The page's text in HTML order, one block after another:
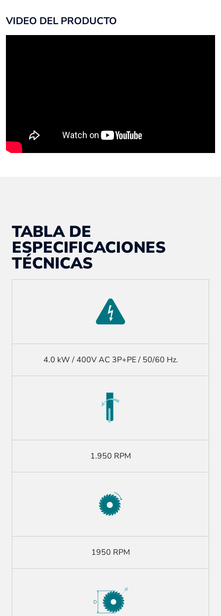
VIDEO DEL PRODUCTO
TABLA DE
ESPECIFICACIONES
TÉCNICAS
4.0 kW / 400V AC 3P+PE / 50/60 Hz.
1.950 RPM
1950 RPM